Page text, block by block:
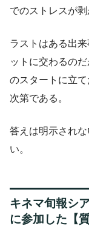
でのストレスが
ラストはある出
ットに交わるの
のスタートに立
次第である。
答えは明示され
い。
キネマ旬報シ
に参加した【